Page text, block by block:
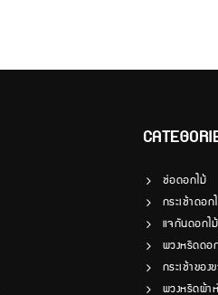
ช่อดอกไม้
กระเช้าดอก
แจกันดอกไม้
พวงหรีดดอ
กระเช้าขอ
พวงหรีดผ้า